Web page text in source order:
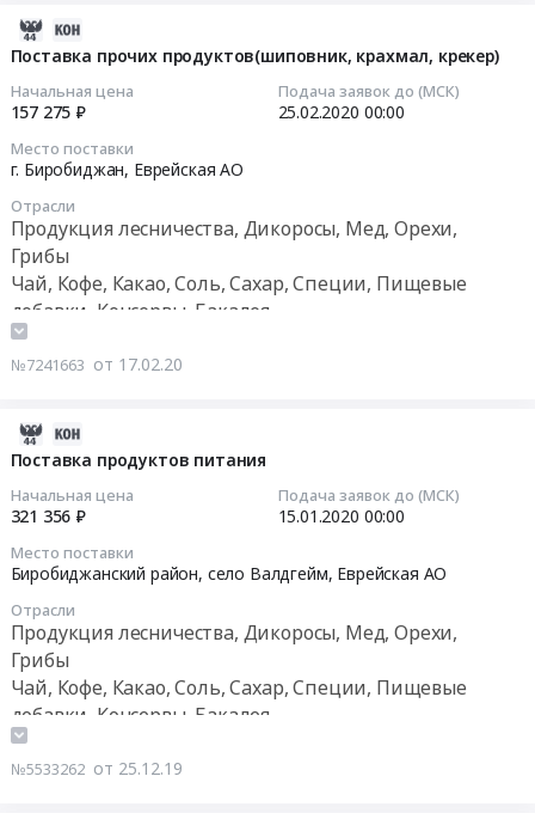
Поставка прочих продуктов(шиповник, крахмал, крекер)
Начальная цена
157 275 ₽
Подача заявок до (МСК)
25.02.2020 00:00
Место поставки
г. Биробиджан, Еврейская АО
Отрасли
Продукция лесничества, Дикоросы, Мед, Орехи,
Грибы
Чай, Кофе, Какао, Соль, Сахар, Специи, Пищевые
добавки, Консервы, Бакалея
Конфеты, Шоколад, Прочие кондитерские изделия
№7241663 от 17.02.20
Поставка продуктов питания
Начальная цена
321 356 ₽
Подача заявок до (МСК)
15.01.2020 00:00
Место поставки
Биробиджанский район, село Валдгейм, Еврейская АО
Отрасли
Продукция лесничества, Дикоросы, Мед, Орехи,
Грибы
Чай, Кофе, Какао, Соль, Сахар, Специи, Пищевые
добавки, Консервы, Бакалея
№5533262 от 25.12.19